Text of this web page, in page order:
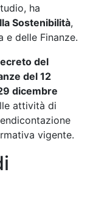
ha
Sostenibilità,
e delle Finanze.
del
del 12
dicembre
attività di
vigente.